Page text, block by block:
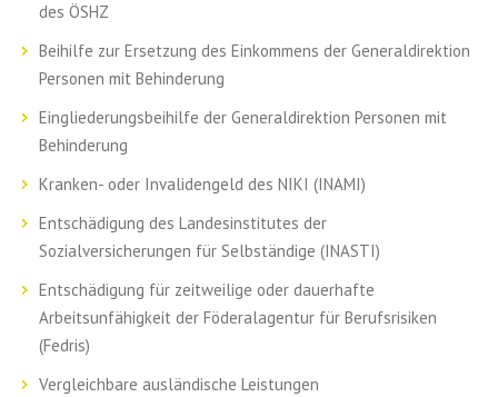
des ÖSHZ
Beihilfe zur Ersetzung des Einkommens der Generaldirektion
Personen mit Behinderung
Eingliederungsbeihilfe der Generaldirektion Personen mit
Behinderung
Kranken- oder Invalidengeld des NIKI (INAMI)
Entschädigung des Landesinstitutes der
Sozialversicherungen für Selbständige (INASTI)
Entschädigung für zeitweilige oder dauerhafte
Arbeitsunfähigkeit der Föderalagentur für Berufsrisiken
(Fedris)
Vergleichbare ausländische Leistungen